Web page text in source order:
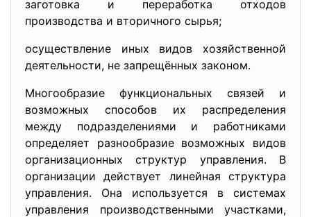
заготовка и переработка отходов
производства и вторичного сырья;
осуществление иных видов хозяйственной
деятельности, не запрещённых законом.
Многообразие функциональных связей и
возможных способов их распределения
между подразделениями и работниками
определяет разнообразие возможных видов
организационных структур управления. В
организации действует линейная структура
управления. Она используется в системах
управления производственными участками,